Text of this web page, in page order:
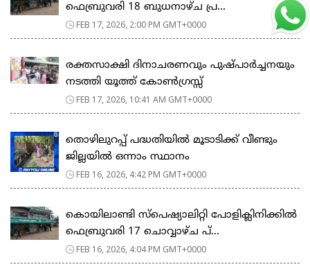
ഫെബ്രുവരി 18 ബുധനാഴ്ച പ്ര...
FEB 17, 2026, 2:00 PM GMT+0000
രക്തസാക്ഷി ദിനാചരണവും പുഷ്പാർച്ചനയും
നടത്തി യൂത്ത് കോൺഗ്രസ്സ്
FEB 17, 2026, 10:41 AM GMT+0000
തൊഴിലുറപ്പ് പദ്ധതിയിൽ മൂടാടിക്ക് വീണ്ടും
ജില്ലയിൽ ഒന്നാം സ്ഥാനം
FEB 16, 2026, 4:42 PM GMT+0000
കൊയിലാണ്ടി സ്പെഷ്യാലിറ്റി പോളിക്ലിനിക്കിൽ
ഫെബ്രുവരി 17 ചൊവ്വാഴ്ച പ്...
FEB 16, 2026, 4:04 PM GMT+0000